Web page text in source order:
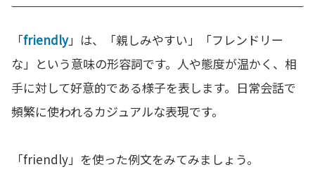
「friendly」は、「親しみやすい」「フレンドリー
な」という意味の形容詞です。人や態度が温かく、相
手に対して好意的である様子を表します。日常会話で
頻繁に使われるカジュアルな表現です。
「friendly」を使った例文をみてみましょう。